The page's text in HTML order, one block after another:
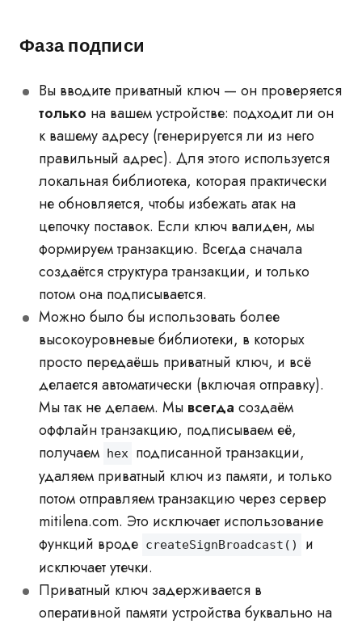
Фаза подписи
Вы вводите приватный ключ — он проверяется
только на вашем устройстве: подходит ли он
к вашему адресу (генерируется ли из него
правильный адрес). Для этого используется
локальная библиотека, которая практически
не обновляется, чтобы избежать атак на
цепочку поставок. Если ключ валиден, мы
формируем транзакцию. Всегда сначала
создаётся структура транзакции, и только
потом она подписывается.
Можно было бы использовать более
высокоуровневые библиотеки, в которых
просто передаёшь приватный ключ, и всё
делается автоматически (включая отправку).
Мы так не делаем. Мы всегда создаём
оффлайн транзакцию, подписываем её,
получаем hex подписанной транзакции,
удаляем приватный ключ из памяти, и только
потом отправляем транзакцию через сервер
mitilena.com. Это исключает использование
функций вроде createSignBroadcast()
и
исключает утечки.
Приватный ключ задерживается в
оперативной памяти устройства буквально на